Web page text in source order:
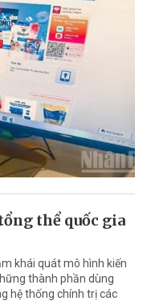
thể quốc gia
khái quát mô hình kiến
thành phần dùng
hệ thống chính trị các